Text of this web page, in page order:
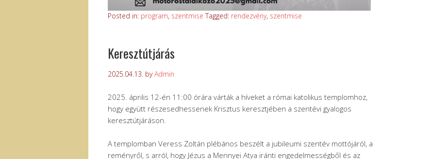
Posted in: program, szentmise Tagged: rendezvény, szentmise
Keresztútjárás
2025.04.13. byAdmin
2025. április 12-én 11:00 órára várták a híveket a római katolikus templomhoz,
hogy együtt részesedhessenek Krisztus keresztjében a szentévi gyalogos
keresztútjáráson.
A templomban Veress Zoltán plébános beszélt a jubileumi szentév mottójáról, a
reményről, s arról, hogy Jézus a Mennyei Atya iránti engedelmességből és az